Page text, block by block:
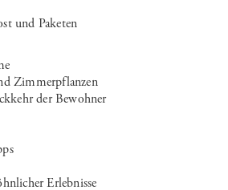
und Paketen
Zimmerpflanzen
der Bewohner
Erlebnisse